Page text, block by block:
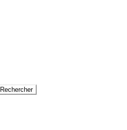
Rechercher